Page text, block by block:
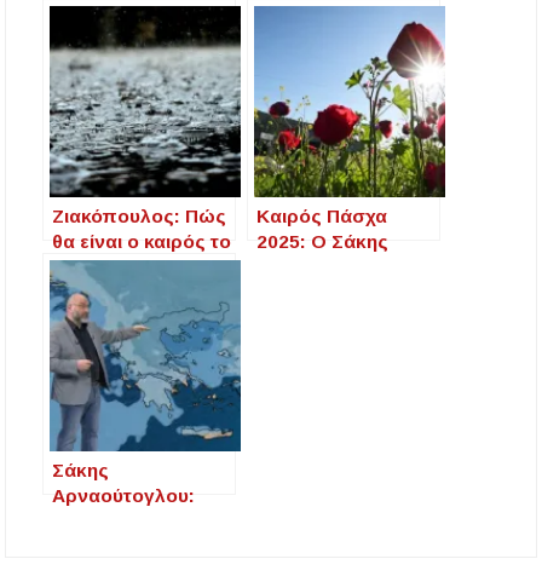
Ζιακόπουλος: Πώς
θα είναι ο καιρός το
επόμενο
τετραήμερο –
Κινείται «αβαθές
βαρομετρικό
χαμηλό»
Καιρός Πάσχα
2025: Ο Σάκης
Σάκης
Αρναούτογλου: